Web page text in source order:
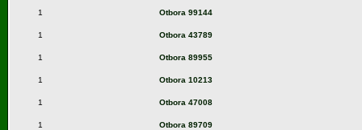
1 Otbora 99144
1 Otbora 43789
1 Otbora 89955
1 Otbora 10213
1 Otbora 47008
1 Otbora 89709